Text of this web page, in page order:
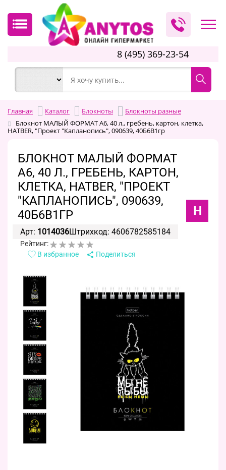
8 (495) 369-23-54
Главная Каталог Блокноты
Блокноты разные
Блокнот МАЛЫЙ ФОРМАТ А6, 40 л., гребень, картон, клетка,
HATBER, "Проект "Капланопись", 090639, 40Б6В1гр
БЛОКНОТ МАЛЫЙ ФОРМАТ
А6, 40 Л., ГРЕБЕНЬ, КАРТОН,
КЛЕТКА, HATBER, "ПРОЕКТ
"КАПЛАНОПИСЬ", 090639,
40Б6В1ГР
H
Арт: 1014036Штрихкод: 4606782585184
Рейтинг:
В избранное
Поделиться